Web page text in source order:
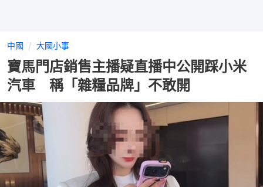
中國 大國小事
寶馬門店銷售主播疑直播中公開踩小米
汽車 稱「雜糧品牌」不敢開